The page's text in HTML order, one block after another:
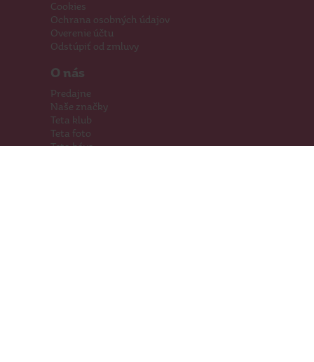
Cookies
Ochrana osobných údajov
Overenie účtu
Odstúpiť od zmluvy
O nás
Predajne
Naše značky
Teta klub
Teta foto
Teta káva